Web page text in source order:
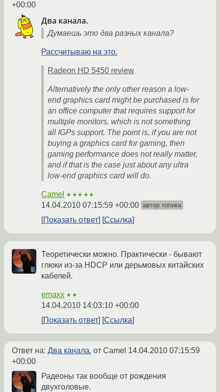
+00:00
Два канала.
Думаешь это два разных канала?
Рассчитываю на это.
Radeon HD 5450 review
Alternatively the only other reason a low-
end graphics card might be purchased is for
an office computer that requires support for
multiple monitors, which is not something
all IGPs support. The point is, if you are not
buying a graphics card for gaming, then
gaming performance does not really matter,
and if that is the case just about any ultra
low-end graphics card will do.
Camel ★★★★★
14.04.2010 07:15:59 +00:00 автор топика
Показать ответ Ссылка
Теоретически можно. Практически - бывают
глюки из-за HDCP или дерьмовых китайских
кабелей.
emaxx ★★
14.04.2010 14:03:10 +00:00
Показать ответ
Ссылка
Ответ на: Два канала. от Camel 14.04.2010 07:15:59
+00:00
Радеоны так вообще от рождения
двухголовые.